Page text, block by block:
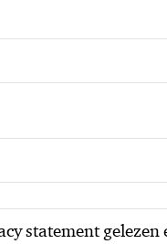
statement